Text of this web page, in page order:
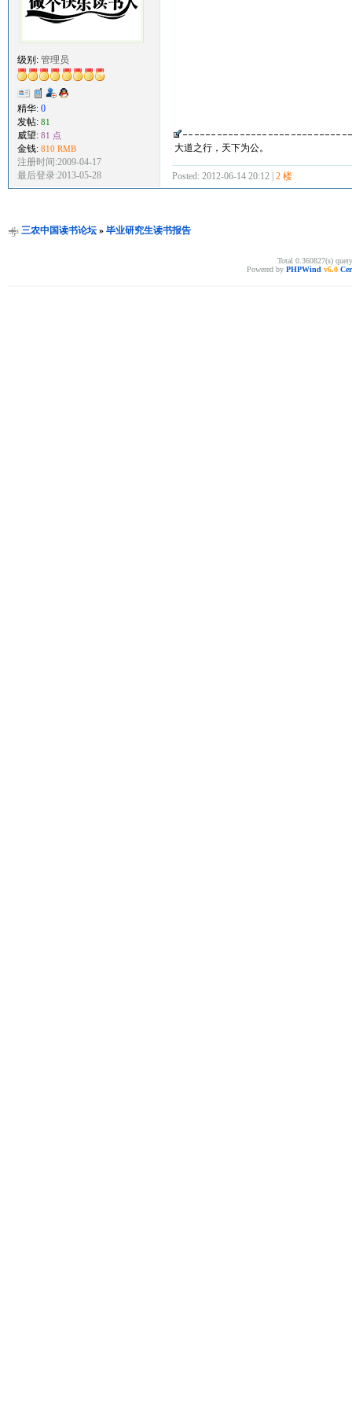
级别: 管理员
精华: 0
发帖: 81
威望: 81 点
金钱: 810 RMB
注册时间:2009-04-17
最后登录:2013-05-28
大道之行，天下为公。
Posted: 2012-06-14 20:12 | 2 楼
三农中国读书论坛» 毕业研究生读书报告
Total 0.360827(s)
Powered by PHPWind v6.0